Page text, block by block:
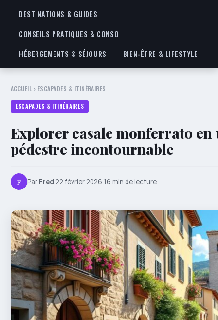
DESTINATIONS & GUIDES
CONSEILS PRATIQUES & CONSO
HÉBERGEMENTS & SÉJOURS
BIEN-ÊTRE & LIFESTYLE
ACCUEIL › ESCAPADES & ITINÉRAIRES
ESCAPADES & ITINÉRAIRES
Explorer casale monferrato
pédestre incontournable
F Par Fred·22 février 2026·16 min de lecture